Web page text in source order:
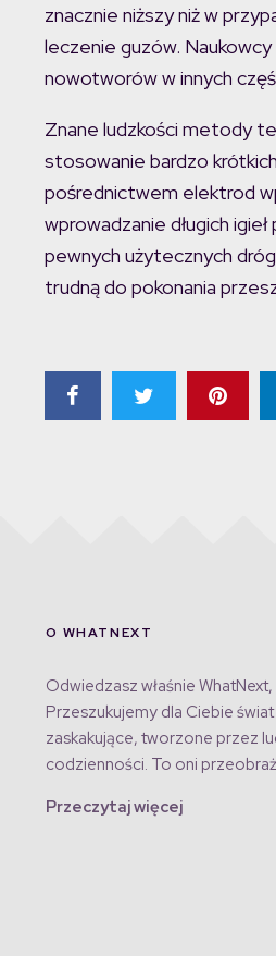
znacznie niższy niż w
leczenie guzów.
nowotworów w innych
Znane ludzkości metody
stosowanie bardzo
pośrednictwem elektrod
wprowadzanie długich
pewnych użytecznych
trudną do pokonania
O WHATNEXT
Odwiedzasz właśnie
Przeszukujemy dla Ciebie
zaskakujące, tworzone przez
codzienności. To oni
Przeczytaj więcej